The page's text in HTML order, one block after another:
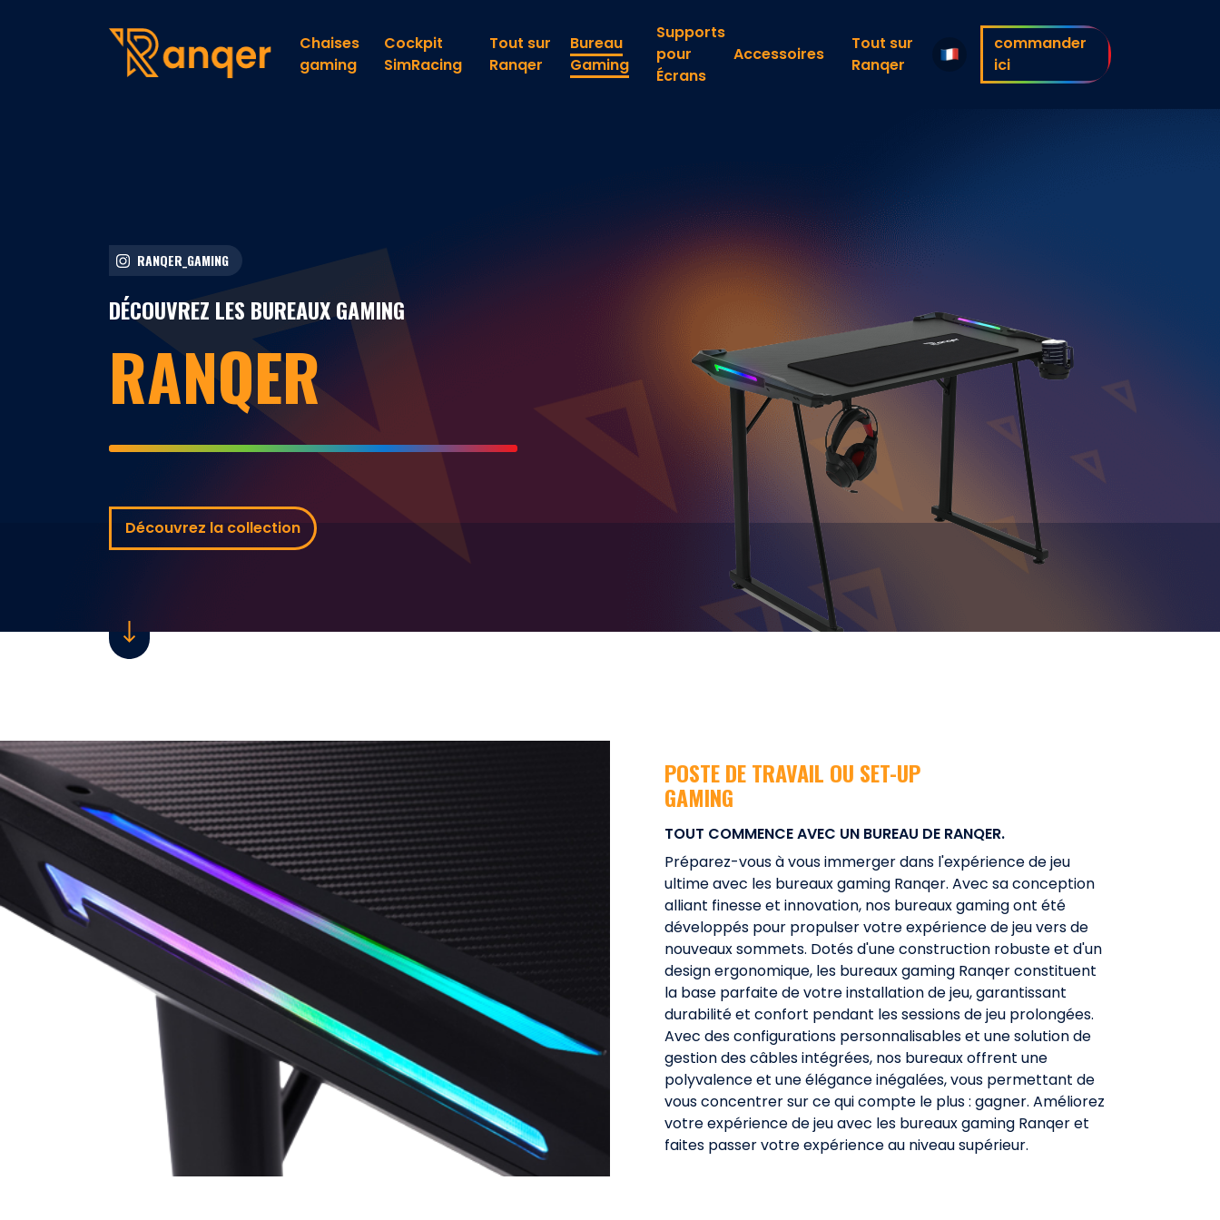
Chaises
gaming
Cockpit
SimRacing
Tout sur
Ranqer
Bureau
Gaming
Supports
pour
Écrans
Accessoires
Tout sur
Ranqer
commander
ici
RANQER_GAMING
DÉCOUVREZ LES BUREAUX GAMING
RANQER
Découvrez la collection
POSTE DE TRAVAIL OU SET-UP
GAMING
TOUT COMMENCE AVEC UN BUREAU DE RANQER.
Préparez-vous à vous immerger dans l'expérience de jeu
ultime avec les bureaux gaming Ranqer. Avec sa conception
alliant finesse et innovation, nos bureaux gaming ont été
développés pour propulser votre expérience de jeu vers de
nouveaux sommets. Dotés d'une construction robuste et d'un
design ergonomique, les bureaux gaming Ranqer constituent
la base parfaite de votre installation de jeu, garantissant
durabilité et confort pendant les sessions de jeu prolongées.
Avec des configurations personnalisables et une solution de
gestion des câbles intégrées, nos bureaux offrent une
polyvalence et une élégance inégalées, vous permettant de
vous concentrer sur ce qui compte le plus : gagner. Améliorez
votre expérience de jeu avec les bureaux gaming Ranqer et
faites passer votre expérience au niveau supérieur.